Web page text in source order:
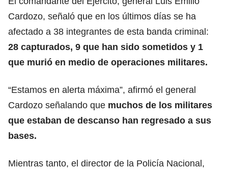
Cardozo, señaló que en los últimos días se ha
afectado a 38 integrantes de esta banda criminal:
28 capturados, 9 que han sido sometidos y 1
que murió en medio de operaciones militares.
“Estamos en alerta máxima”, afirmó el general
Cardozo señalando que muchos de los militares
que estaban de descanso han regresado a sus
bases.
Mientras tanto, el director de la Policía Nacional,